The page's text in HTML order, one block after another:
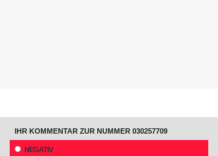
IHR KOMMENTAR ZUR NUMMER 030257709
NEGATIV